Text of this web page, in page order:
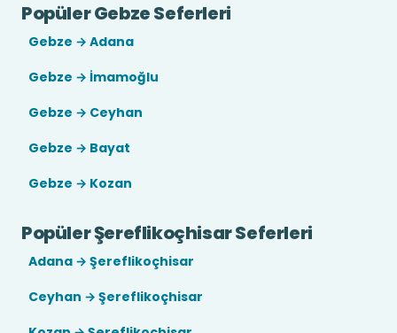
Popüler Gebze Seferleri
Gebze → Adana
Gebze → İmamoğlu
Gebze → Ceyhan
Gebze → Bayat
Gebze → Kozan
Popüler Şereflikoçhisar Seferleri
Adana → Şereflikoçhisar
Ceyhan → Şereflikoçhisar